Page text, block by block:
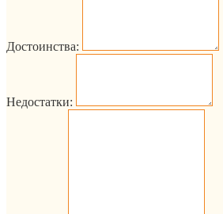
Достоинства:
Недостатки: